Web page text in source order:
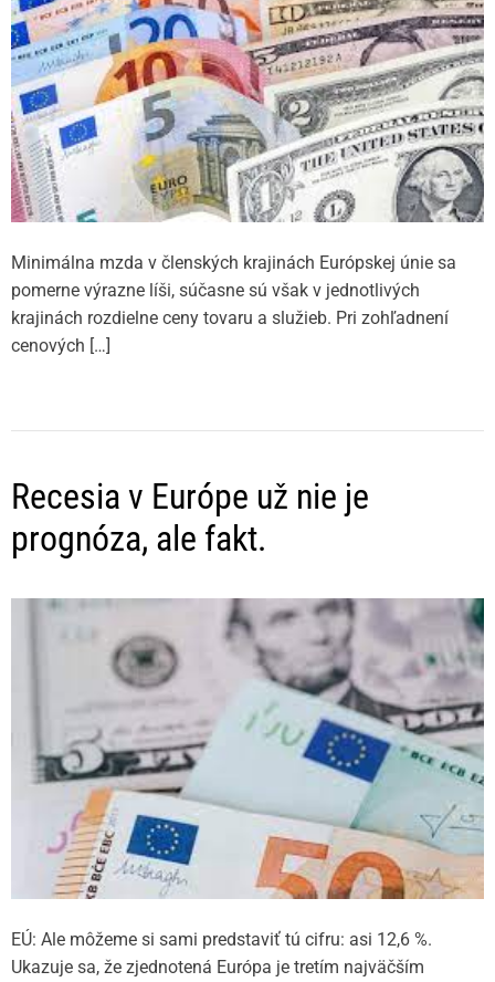
Minimálna mzda v členských krajinách Európskej únie sa
pomerne výrazne líši, súčasne sú však v jednotlivých
krajinách rozdielne ceny tovaru a služieb. Pri zohľadnení
cenových […]
Recesia v Európe už nie je
prognóza, ale fakt.
EÚ: Ale môžeme si sami predstaviť tú cifru: asi 12,6 %.
Ukazuje sa, že zjednotená Európa je tretím najväčším